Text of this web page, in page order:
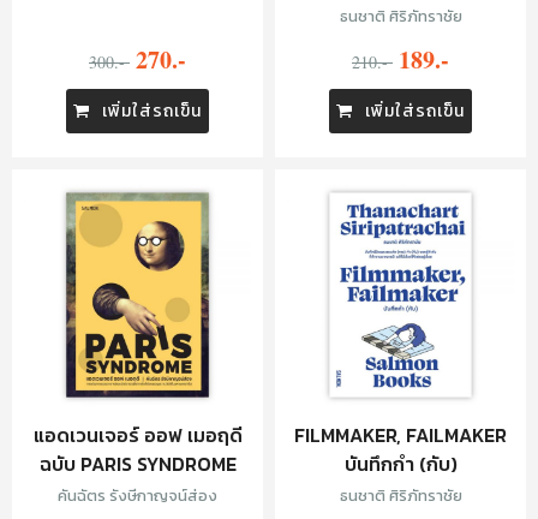
300.- 270.-
เพิ่มใส่รถเข็น
ธนชาติ ศิริภัทราชัย
210.- 189.-
เพิ่มใส่รถเข็น
แอดเวนเจอร์ ออฟ เมอฤดี
ฉบับ PARIS SYNDROME
คันฉัตร รังษีกาญจน์ส่อง
FILMMAKER, FAILMAKER
บันทึกกำ (กับ)
ธนชาติ ศิริภัทราชัย